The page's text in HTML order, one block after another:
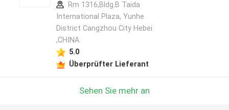
Rm 1316,Bldg.B Taida
International Plaza, Yunhe
District Cangzhou City Hebei
,CHINA
5.0
Überprüfter Lieferant
Sehen Sie mehr an